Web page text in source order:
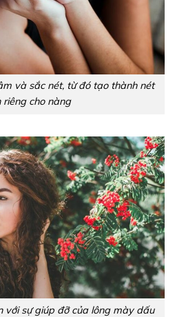
và sắc nét, từ đó tạo thành nét
riêng cho nàng
với sự giúp đỡ của lông mày dấu